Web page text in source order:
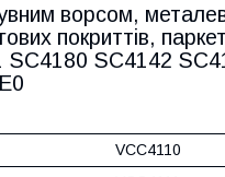
ворсом,
покриттів,
SC4142
VCC4110